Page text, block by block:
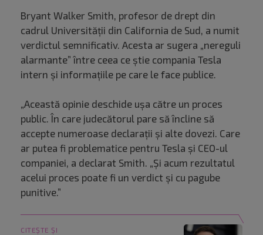
Bryant Walker Smith, profesor de drept din
cadrul Universității din California de Sud, a numit
verdictul semnificativ. Acesta ar sugera „nereguli
alarmante” între ceea ce știe compania Tesla
intern și informațiile pe care le face publice.
„Această opinie deschide ușa către un proces
public. În care judecătorul pare să încline să
accepte numeroase declarații și alte dovezi. Care
ar putea fi problematice pentru Tesla și CEO-ul
companiei, a declarat Smith. „Și acum rezultatul
acelui proces poate fi un verdict și cu pagube
punitive.”
CITEȘTE ȘI